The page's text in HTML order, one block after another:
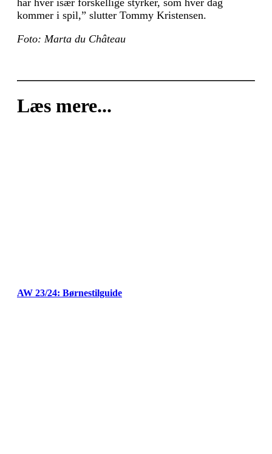
har hver især forskellige styrker, som hver dag
kommer i spil,” slutter Tommy Kristensen.
Foto: Marta du Château
Læs mere...
AW 23/24: Børnestilguide